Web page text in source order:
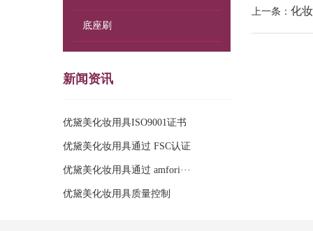
底座刷
新闻资讯
优黛美化妆用具ISO9001证书
优黛美化妆用具通过 FSC认证
优黛美化妆用具通过 amfori···
优黛美化妆用具质量控制
上一条： 化